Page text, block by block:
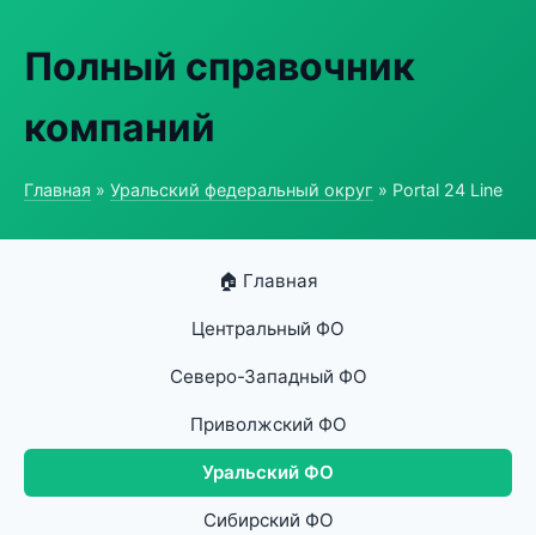
Полный справочник
компаний
Главная » Уральский федеральный округ » Portal 24 Line
🏠 Главная
Центральный ФО
Северо-Западный ФО
Приволжский ФО
Уральский ФО
Сибирский ФО